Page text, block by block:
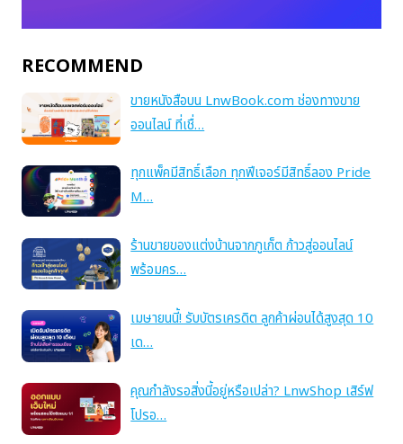
RECOMMEND
ขายหนังสือบน LnwBook.com ช่องทางขาย
ออนไลน์ ที่เชื่…
ทุกแพ็คมีสิทธิ์เลือก ทุกฟีเจอร์มีสิทธิ์ลอง Pride
M…
ร้านขายของแต่งบ้านจากภูเก็ต ก้าวสู่ออนไลน์
พร้อมคร…
เมษายนนี้! รับบัตรเครดิต ลูกค้าผ่อนได้สูงสุด 10
เด…
คุณกำลังรอสิ่งนี้อยู่หรือเปล่า? LnwShop เสิร์ฟ
โปรอ…